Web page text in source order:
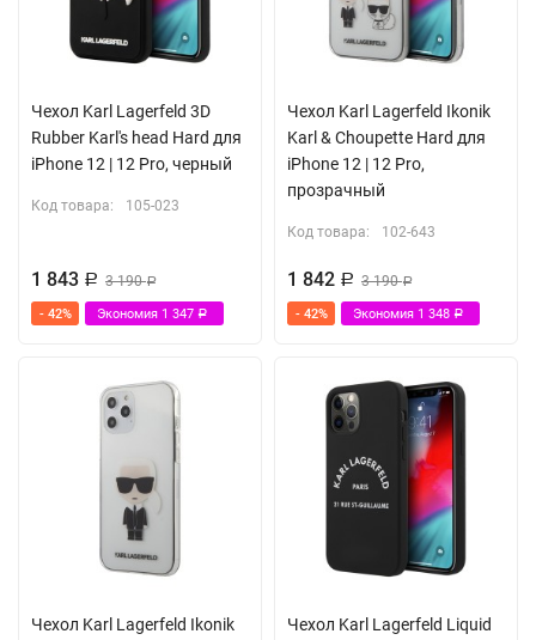
Чехол Karl Lagerfeld 3D
Rubber Karl's head Hard для
iPhone 12 | 12 Pro, черный
Код товара: 105-023
1 843 Р 3 190Р
- 42% Экономия 1 347 Р
Чехол Karl Lagerfeld Ikonik
Karl & Choupette Hard для
iPhone 12 | 12 Pro,
прозрачный
Код товара: 102-643
1 842 Р 3 190Р
- 42% Экономия 1 348 Р
Чехол Karl Lagerfeld Ikonik
Чехол Karl Lagerfeld Liquid